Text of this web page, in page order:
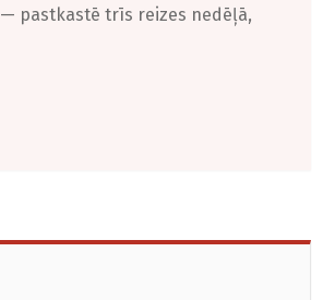
— pastkastē trīs reizes nedēļā,